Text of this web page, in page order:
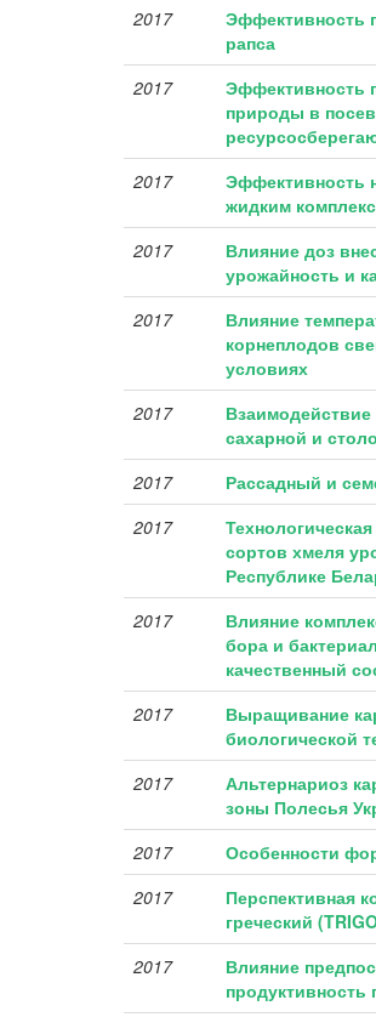
2017
Эффективность
рапса
2017
Эффективность
природы в
2017
Эффективность
жидким
2017
Влияние доз
урожайность и
2017
Влияние
корнеплодов
условиях
2017
сахарной и
2017 Рассадный и
2017
сортов хмеля
Республике
2017
Влияние
бора и
качественный
2017
Выращивание
биологической
2017
Альтернариоз
зоны Полесья
2017
Особенности
2017
Перспективная
греческий
2017
Влияние